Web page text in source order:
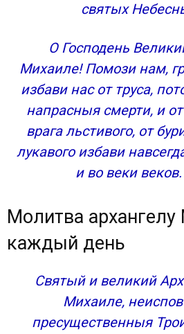
святых
О Господень
Михаиле! Помози нам,
избави нас от труса,
напрасныя смерти, и от
врага льстивого, от
лукавого избави
и во веки
Молитва архангелу
каждый день
Святый и великий
Михаиле,
пресущественныя